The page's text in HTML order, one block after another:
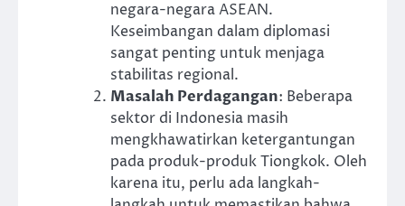
negara-negara ASEAN.
Keseimbangan dalam diplomasi
sangat penting untuk menjaga
stabilitas regional.
Masalah Perdagangan: Beberapa
sektor di Indonesia masih
mengkhawatirkan ketergantungan
pada produk-produk Tiongkok. Oleh
karena itu, perlu ada langkah-